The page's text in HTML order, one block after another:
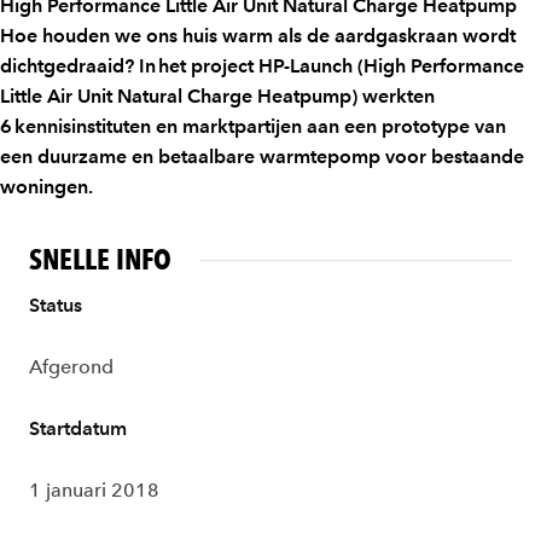
High Performance Little Air Unit Natural Charge Heatpump
Hoe houden we ons huis warm als de aardgaskraan wordt
dichtgedraaid? In het project HP-Launch (High Performance
Little Air Unit Natural Charge Heatpump) werkten
6 kennisinstituten en marktpartijen aan een prototype van
een duurzame en betaalbare warmtepomp voor bestaande
woningen.
SNELLE INFO
Status
Afgerond
Startdatum
1 januari 2018